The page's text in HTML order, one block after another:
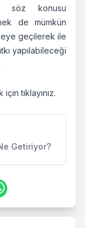
söz konusu
de mümkün
geçilerek ile
yapılabileceği
içintıklayınız.
Getiriyor?